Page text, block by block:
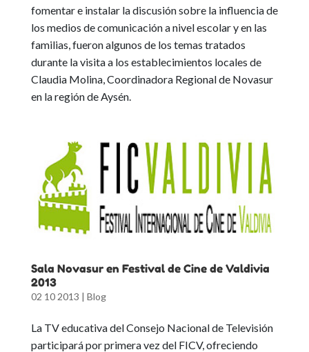
fomentar e instalar la discusión sobre la influencia de
los medios de comunicación a nivel escolar y en las
familias, fueron algunos de los temas tratados
durante la visita a los establecimientos locales de
Claudia Molina, Coordinadora Regional de Novasur
en la región de Aysén.
Sala Novasur en Festival de Cine de Valdivia
2013
02 10 2013 | Blog
La TV educativa del Consejo Nacional de Televisión
participará por primera vez del FICV, ofreciendo